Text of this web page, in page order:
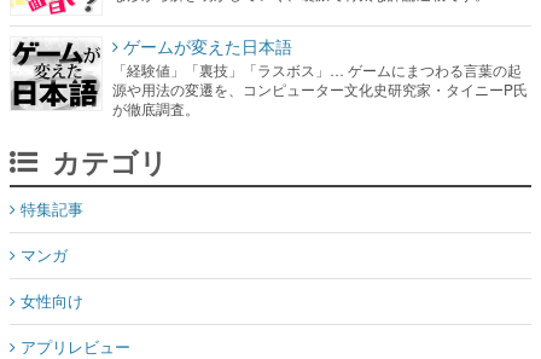
ゲームが変えた日本語
「経験値」「裏技」「ラスボス」… ゲームにまつわる言葉の起
源や用法の変遷を、コンピューター文化史研究家・タイニーP氏
が徹底調査。
カテゴリ
特集記事
マンガ
女性向け
アプリレビュー